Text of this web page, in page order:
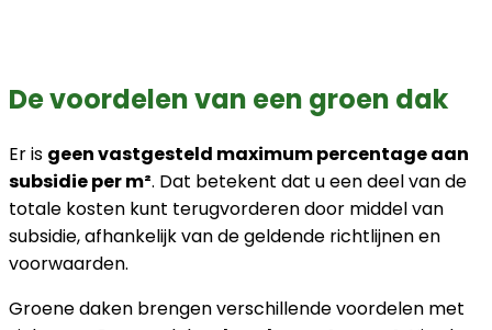
De voordelen van een groen dak
Er is geen vastgesteld maximum percentage aan
subsidie per m². Dat betekent dat u een deel van de
totale kosten kunt terugvorderen door middel van
subsidie, afhankelijk van de geldende richtlijnen en
voorwaarden.
Groene daken brengen verschillende voordelen met